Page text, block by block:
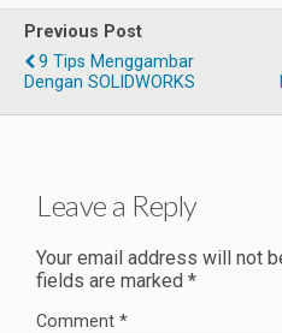
Previous Post
9 Tips Menggambar
Dengan SOLIDWORKS
Leave a Reply
Your email address will not
fields are marked *
Comment *